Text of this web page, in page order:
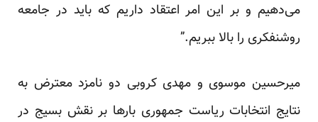
می‌دهیم و بر این امر اعتقاد داریم که باید در جامعه
روشنفکری را بالا ببریم.”
میرحسین موسوی و مهدی کروبی دو نامزد معترض به
نتایج انتخابات ریاست جمهوری بارها بر نقش بسیج در